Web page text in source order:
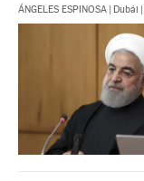
ÁNGELES ESPINOSA | Dubái |